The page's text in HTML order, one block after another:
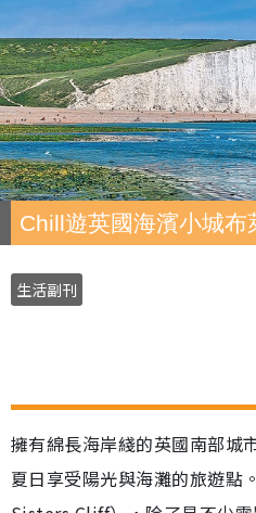
Chill遊英國海濱小城布
生活副刊
擁有綿長海岸綫的英國南部
夏日享受陽光與海灘的旅遊點